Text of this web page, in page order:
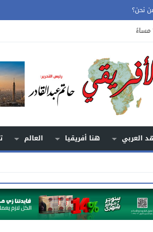
نحن؟
العربي هنا أفريقيا العالم